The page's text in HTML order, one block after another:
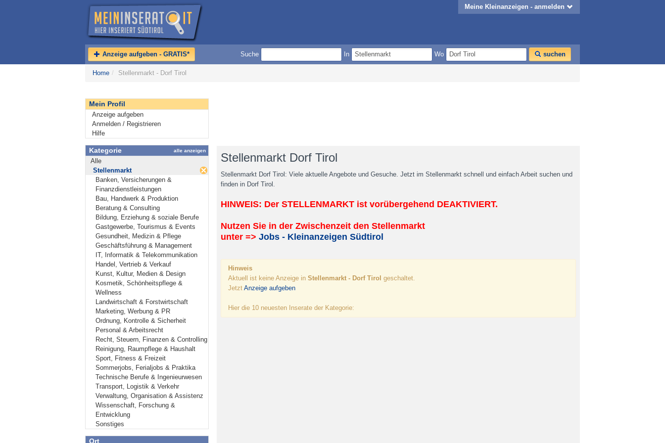
Meine Kleinanzeigen - anmelden
Anzeige aufgeben - GRATIS* Suche In Wo suchen
Home / Stellenmarkt - Dorf Tirol
Mein Profil
Anzeige aufgeben
Anmelden / Registrieren
Hilfe
Kategorie alle anzeigen
Alle
Stellenmarkt
Banken, Versicherungen &
Finanzdienstleistungen
Bau, Handwerk & Produktion
Beratung & Consulting
Bildung, Erziehung & soziale Berufe
Gastgewerbe, Tourismus & Events
Gesundheit, Medizin & Pflege
Geschäftsführung & Management
IT, Informatik & Telekommunikation
Handel, Vertrieb & Verkauf
Kunst, Kultur, Medien & Design
Kosmetik, Schönheitspflege &
Wellness
Landwirtschaft & Forstwirtschaft
Marketing, Werbung & PR
Ordnung, Kontrolle & Sicherheit
Personal & Arbeitsrecht
Recht, Steuern, Finanzen & Controlling
Reinigung, Raumpflege & Haushalt
Sport, Fitness & Freizeit
Sommerjobs, Ferialjobs & Praktika
Technische Berufe & Ingenieurwesen
Transport, Logistik & Verkehr
Verwaltung, Organisation & Assistenz
Wissenschaft, Forschung &
Entwicklung
Sonstiges
Ort
Stellenmarkt Dorf Tirol
Stellenmarkt Dorf Tirol: Viele aktuelle Angebote und Gesuche. Jetzt im Stellenmarkt schnell und einfach Arbeit suchen und
finden in Dorf Tirol.
HINWEIS: Der STELLENMARKT ist vorübergehend DEAKTIVIERT.
Nutzen Sie in der Zwischenzeit den Stellenmarkt
unter => Jobs - Kleinanzeigen Südtirol
Hinweis
Aktuell ist keine Anzeige in Stellenmarkt - Dorf Tirol geschaltet.
Jetzt Anzeige aufgeben
Hier die 10 neuesten Inserate der Kategorie: